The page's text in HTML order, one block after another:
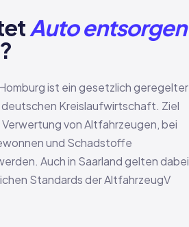
Auto entsorgen
ist ein gesetzlich geregelter
deutschen Kreislaufwirtschaft. Ziel
von Altfahrzeugen, bei
und Schadstoffe
Auch in Saarland gelten dabei
Standards der AltfahrzeugV